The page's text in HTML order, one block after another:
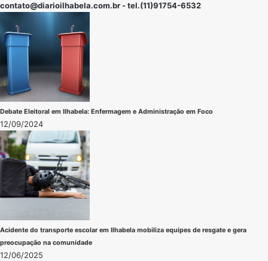
contato@diarioilhabela.com.br - tel.(11)91754-6532
Debate Eleitoral em Ilhabela: Enfermagem e Administração em Foco
12/09/2024
Acidente do transporte escolar em Ilhabela mobiliza equipes de resgate e gera
preocupação na comunidade
12/06/2025